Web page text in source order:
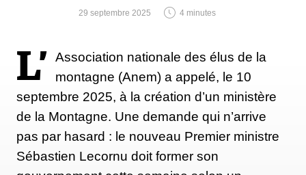
29 septembre 2025 4 minutes
L’
Association nationale des élus de la
montagne (Anem) a appelé, le 10
septembre 2025, à la création d’un ministère
de la Montagne. Une demande qui n’arrive
pas par hasard : le nouveau Premier ministre
Sébastien Lecornu doit former son